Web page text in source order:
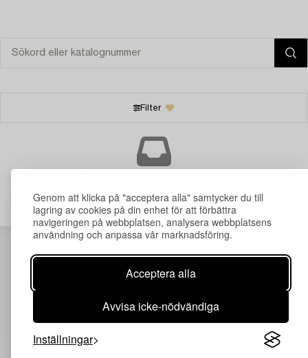
Genom att klicka på "acceptera alla" samtycker du till
lagring av cookies på din enhet för att förbättra
navigeringen på webbplatsen, analysera webbplatsens
användning och anpassa vår marknadsföring.
Acceptera alla
Avvisa icke-nödvändiga
Inställningar
Filter